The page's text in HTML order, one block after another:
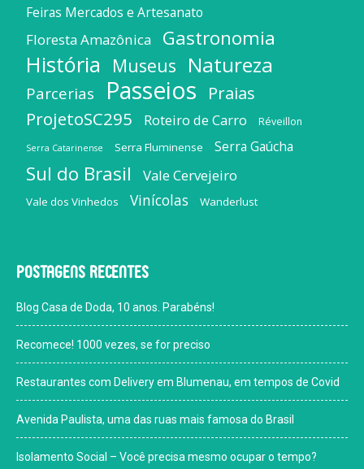
Feiras Mercados e Artesanato
Floresta Amazônica Gastronomia
História Museus Natureza
Parcerias Passeios
Praias
ProjetoSC295
Roteiro de Carro Réveillon
Serra Catarinense Serra Fluminense Serra Gaúcha
Sul do Brasil Vale Cervejeiro
Vale dos Vinhedos Vinícolas Wanderlust
Postagens recentes
Blog Casa de Doda, 10 anos. Parabéns!
Recomece! 1000 vezes, se for preciso
Restaurantes com Delivery em Blumenau, em tempos de Covid
Avenida Paulista, uma das ruas mais famosa do Brasil
Isolamento Social – Você precisa mesmo ocupar o tempo?